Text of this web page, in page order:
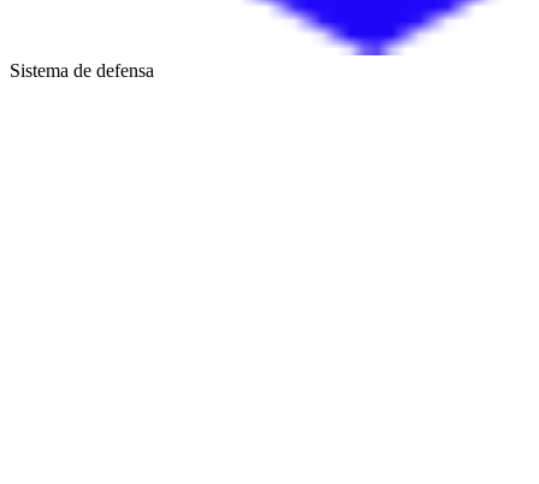
Sistema de defensa